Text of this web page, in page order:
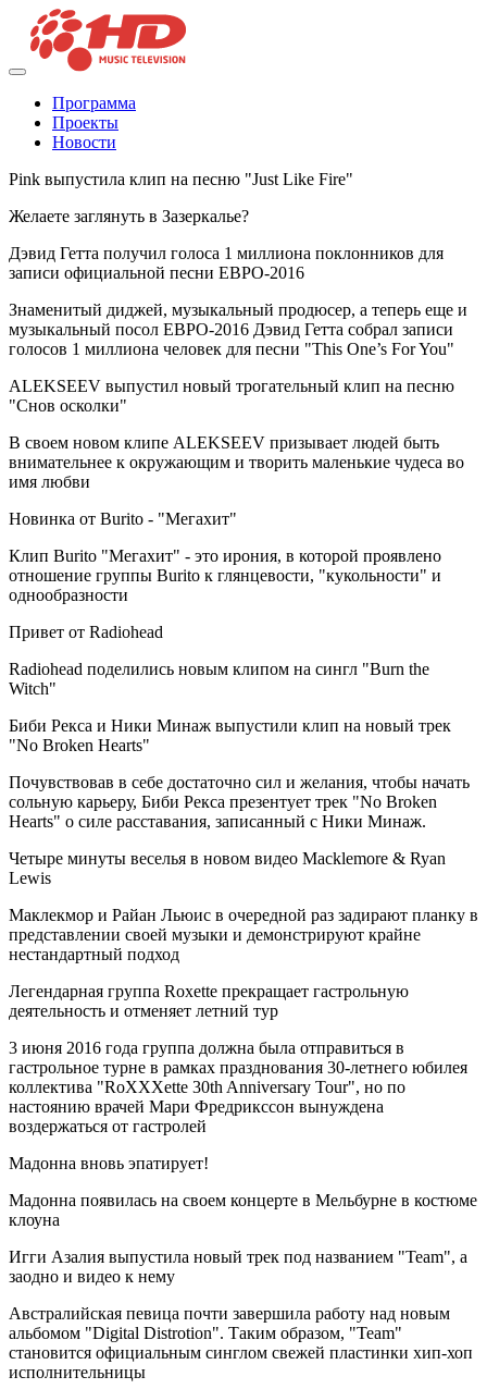
Программа
Проекты
Новости
Pink выпустила клип на песню "Just Like Fire"
Желаете заглянуть в Зазеркалье?
Дэвид Гетта получил голоса 1 миллиона поклонников для
записи официальной песни ЕВРО-2016
Знаменитый диджей, музыкальный продюсер, а теперь еще и
музыкальный посол ЕВРО-2016 Дэвид Гетта собрал записи
голосов 1 миллиона человек для песни "This One’s For You"
ALEKSEEV выпустил новый трогательный клип на песню
"Снов осколки"
В своем новом клипе ALEKSEEV призывает людей быть
внимательнее к окружающим и творить маленькие чудеса во
имя любви
Новинка от Burito - "Мегахит"
Клип Burito "Мегахит" - это ирония, в которой проявлено
отношение группы Burito к глянцевости, "кукольности" и
однообразности
Привет от Radiohead
Radiohead поделились новым клипом на сингл "Burn the
Witch"
Биби Рекса и Ники Минаж выпустили клип на новый трек
"No Broken Hearts"
Почувствовав в себе достаточно сил и желания, чтобы начать
сольную карьеру, Биби Рекса презентует трек "No Broken
Hearts" о силе расставания, записанный с Ники Минаж.
Четыре минуты веселья в новом видео Macklemore & Ryan
Lewis
Маклекмор и Райан Льюис в очередной раз задирают планку в
представлении своей музыки и демонстрируют крайне
нестандартный подход
Легендарная группа Roxette прекращает гастрольную
деятельность и отменяет летний тур
3 июня 2016 года группа должна была отправиться в
гастрольное турне в рамках празднования 30-летнего юбилея
коллектива "RoXXXette 30th Anniversary Tour", но по
настоянию врачей Мари Фредрикссон вынуждена
воздержаться от гастролей
Мадонна вновь эпатирует!
Мадонна появилась на своем концерте в Мельбурне в костюме
клоуна
Игги Азалия выпустила новый трек под названием "Team", а
заодно и видео к нему
Австралийская певица почти завершила работу над новым
альбомом "Digital Distrotion". Таким образом, "Team"
становится официальным синглом свежей пластинки хип-хоп
исполнительницы